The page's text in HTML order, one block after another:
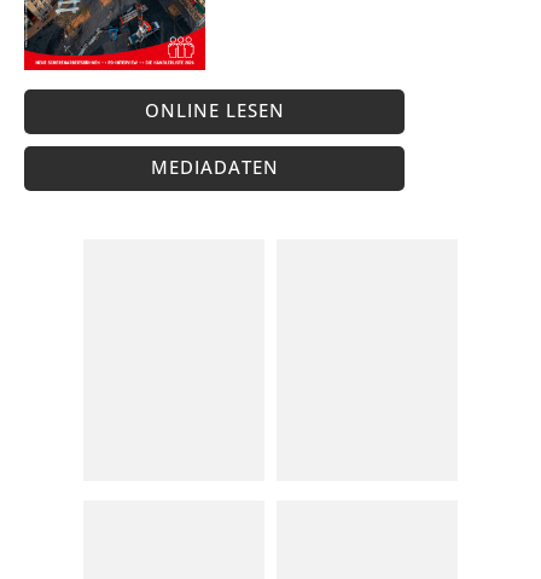
ONLINE LESEN
MEDIADATEN